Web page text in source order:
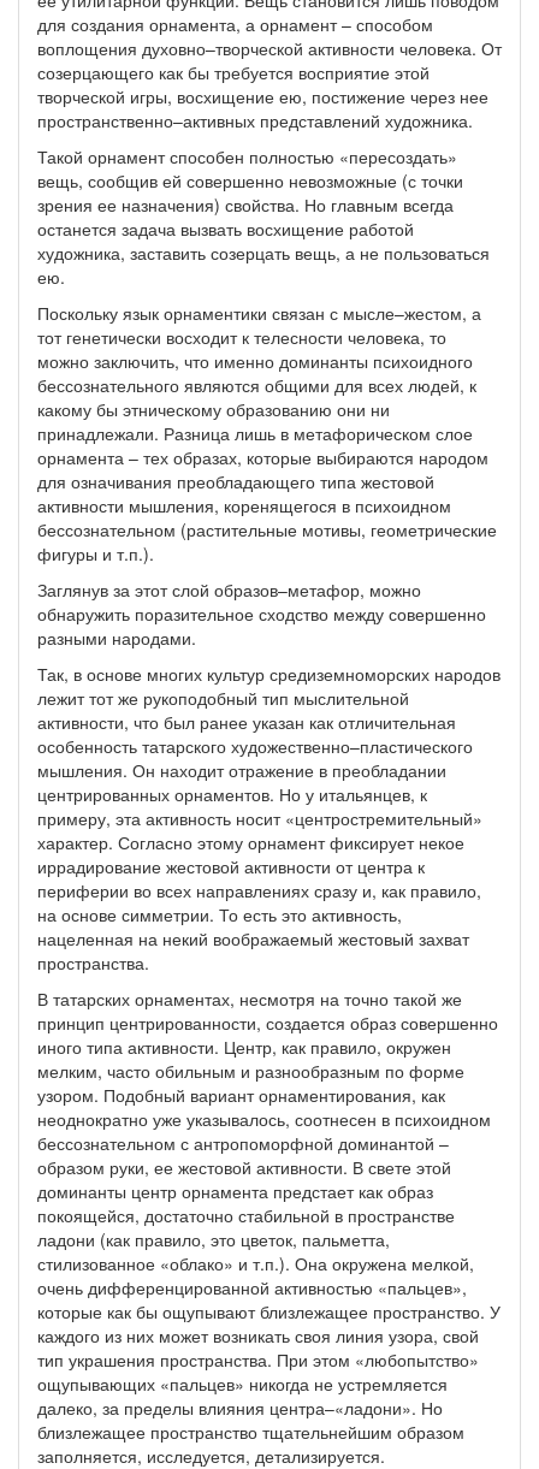
для создания орнамента, а орнамент – способом
воплощения духовно–творческой активности человека. От
созерцающего как бы требуется восприятие этой
творческой игры, восхищение ею, постижение через нее
пространственно–активных представлений художника.
Такой орнамент способен полностью «пересоздать»
вещь, сообщив ей совершенно невозможные (с точки
зрения ее назначения) свойства. Но главным всегда
останется задача вызвать восхищение работой
художника, заставить созерцать вещь, а не пользоваться
ею.
Поскольку язык орнаментики связан с мысле–жестом, а
тот генетически восходит к телесности человека, то
можно заключить, что именно доминанты психоидного
бессознательного являются общими для всех людей, к
какому бы этническому образованию они ни
принадлежали. Разница лишь в метафорическом слое
орнамента – тех образах, которые выбираются народом
для означивания преобладающего типа жестовой
активности мышления, коренящегося в психоидном
бессознательном (растительные мотивы, геометрические
фигуры и т.п.).
Заглянув за этот слой образов–метафор, можно
обнаружить поразительное сходство между совершенно
разными народами.
Так, в основе многих культур средиземноморских народов
лежит тот же рукоподобный тип мыслительной
активности, что был ранее указан как отличительная
особенность татарского художественно–пластического
мышления. Он находит отражение в преобладании
центрированных орнаментов. Но у итальянцев, к
примеру, эта активность носит «центростремительный»
характер. Согласно этому орнамент фиксирует некое
иррадирование жестовой активности от центра к
периферии во всех направлениях сразу и, как правило,
на основе симметрии. То есть это активность,
нацеленная на некий воображаемый жестовый захват
пространства.
В татарских орнаментах, несмотря на точно такой же
принцип центрированности, создается образ совершенно
иного типа активности. Центр, как правило, окружен
мелким, часто обильным и разнообразным по форме
узором. Подобный вариант орнаментирования, как
неоднократно уже указывалось, соотнесен в психоидном
бессознательном с антропоморфной доминантой –
образом руки, ее жестовой активности. В свете этой
доминанты центр орнамента предстает как образ
покоящейся, достаточно стабильной в пространстве
ладони (как правило, это цветок, пальметта,
стилизованное «облако» и т.п.). Она окружена мелкой,
очень дифференцированной активностью «пальцев»,
которые как бы ощупывают близлежащее пространство. У
каждого из них может возникать своя линия узора, свой
тип украшения пространства. При этом «любопытство»
ощупывающих «пальцев» никогда не устремляется
далеко, за пределы влияния центра–«ладони». Но
близлежащее пространство тщательнейшим образом
заполняется, исследуется, детализируется.